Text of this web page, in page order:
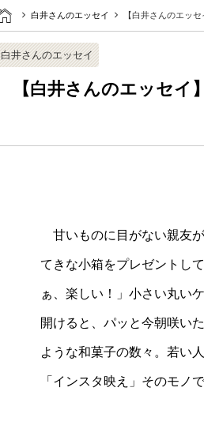
白井さんのエッセイ 【白井さんのエッ
【白井さんのエッセイ
白井さんのエッセイ
甘いものに目がない親友
てきな小箱をプレゼントし
ぁ、楽しい！」小さい丸い
開けると、パッと今朝咲い
ような和菓子の数々。若い
「インスタ映え」そのモノで